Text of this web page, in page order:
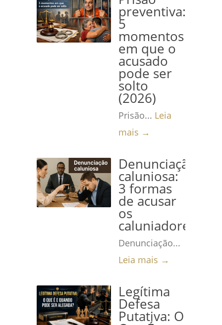
preventiva:
5
momentos
em que o
acusado
pode ser
solto
(2026)
Prisão... Leia
mais →
Denunciação
caluniosa:
3 formas
de acusar
os
caluniadores
Denunciação...
Leia mais →
Legítima
Defesa
Putativa: O